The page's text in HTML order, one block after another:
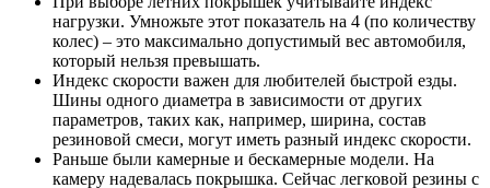
нагрузки. Умножьте этот показатель на 4 (по количеству
колес) – это максимально допустимый вес автомобиля,
который нельзя превышать.
Индекс скорости важен для любителей быстрой езды.
Шины одного диаметра в зависимости от других
параметров, таких как, например, ширина, состав
резиновой смеси, могут иметь разный индекс скорости.
Раньше были камерные и бескамерные модели. На
камеру надевалась покрышка. Сейчас легковой резины с